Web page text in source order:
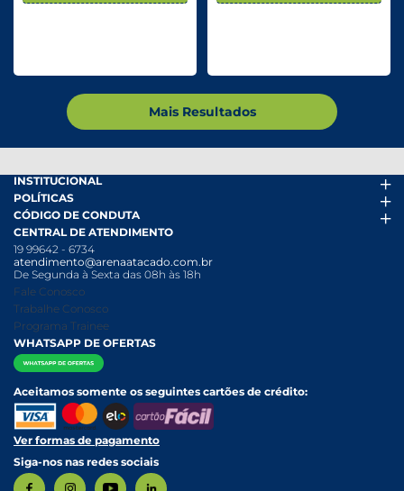
Mais Resultados
INSTITUCIONAL
Arena Mais
Fácil Pra Pagar
Ofertas
Folheto
Nossas Lojas
Nossa História
Relatório Transparência Salarial
POLÍTICAS
Termos de uso
Política de Trocas e Devoluções
Política de Privacidade
Política Anticorrupção
Política de entrega e Retirada
Política de Pagamento
CÓDIGO DE CONDUTA
Código de conduta PDF
Canal de Denúncias
Canal de Denúncias da Mulher
CENTRAL DE ATENDIMENTO
19 99642 - 6734
atendimento@arenaatacado.com.br
De Segunda à Sexta das 08h às 18h
Fale Conosco
Trabalhe Conosco
Programa Trainee
WHATSAPP DE OFERTAS
Aceitamos somente os seguintes cartões de crédito:
Ver formas de pagamento
Siga-nos nas redes sociais